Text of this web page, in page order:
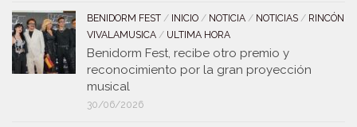
BENIDORM FEST / INICIO / NOTICIA / NOTICIAS / RINCÓN
VIVALAMUSICA / ULTIMA HORA
Benidorm Fest, recibe otro premio y
reconocimiento por la gran proyección
musical
30/06/2026